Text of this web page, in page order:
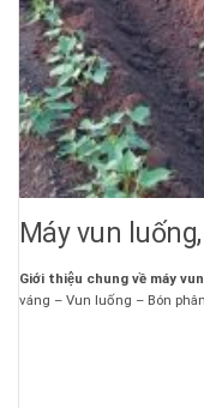
Máy vun
Giới thiệu chung về máy
váng – Vun luống – Bón phân